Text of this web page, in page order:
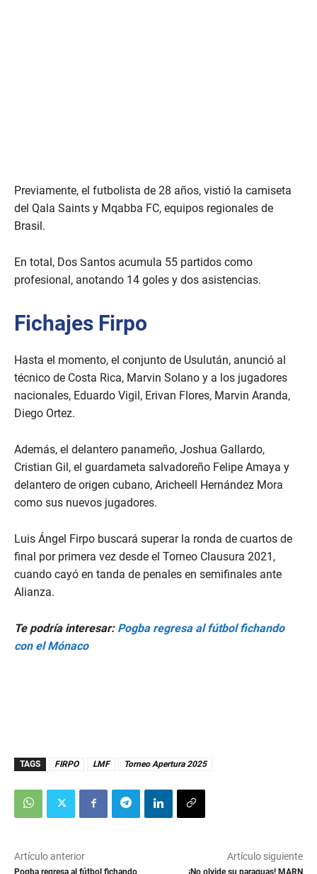
Previamente, el futbolista de 28 años, vistió la camiseta
del Qala Saints y Mqabba FC, equipos regionales de
Brasil.
En total, Dos Santos acumula 55 partidos como
profesional, anotando 14 goles y dos asistencias.
Fichajes Firpo
Hasta el momento, el conjunto de Usulután, anunció al
técnico de Costa Rica, Marvin Solano y a los jugadores
nacionales, Eduardo Vigil, Erivan Flores, Marvin Aranda,
Diego Ortez.
Además, el delantero panameño, Joshua Gallardo,
Cristian Gil, el guardameta salvadoreño Felipe Amaya y
delantero de origen cubano, Aricheell Hernández Mora
como sus nuevos jugadores.
Luis Ángel Firpo buscará superar la ronda de cuartos de
final por primera vez desde el Torneo Clausura 2021,
cuando cayó en tanda de penales en semifinales ante
Alianza.
Te podría interesar: Pogba regresa al fútbol fichando
con el Mónaco
TAGS FIRPO LMF Torneo Apertura 2025
Artículo anterior
Pogba regresa al fútbol fichando
Artículo siguiente
¡No olvide su paraguas! MARN